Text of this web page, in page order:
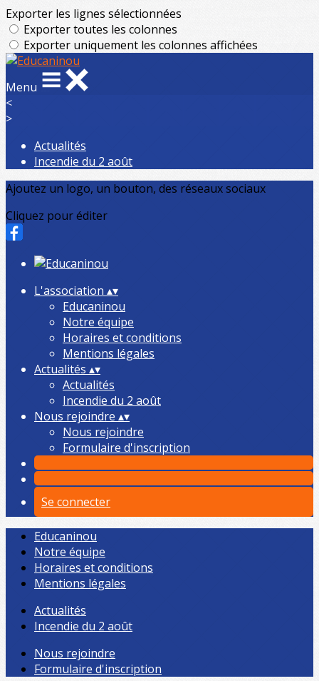
Exporter les lignes sélectionnées
Exporter toutes les colonnes
Exporter uniquement les colonnes affichées
Menu
<
>
Actualités
Incendie du 2 août
Ajoutez un logo, un bouton, des réseaux sociaux
Cliquez pour éditer
L'association ▴▾
Educaninou
Notre équipe
Horaires et conditions
Mentions légales
Actualités ▴▾
Actualités
Incendie du 2 août
Nous rejoindre ▴▾
Nous rejoindre
Formulaire d'inscription
Se connecter
Educaninou
Notre équipe
Horaires et conditions
Mentions légales
Actualités
Incendie du 2 août
Nous rejoindre
Formulaire d'inscription